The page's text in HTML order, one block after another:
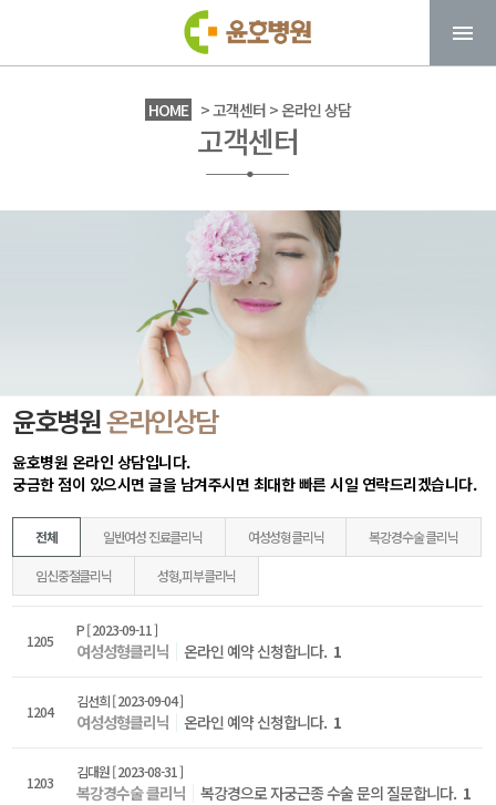
HOME > 고객센터 > 온라인 상담
고객센터
윤호병원온라인상담
윤호병원 온라인 상담입니다.
궁금한 점이 있으시면 글을 남겨주시면 최대한 빠른 시일 연락드리겠습니다.
전체 일반여성 진료클리닉 여성성형클리닉 복강경수술 클리닉
임신중절클리닉 성형,피부클리닉
1205
P[ 2023-09-11 ]
여성성형클리닉 온라인 예약 신청합니다. 1
1204
김선희[ 2023-09-04 ]
여성성형클리닉 온라인 예약 신청합니다. 1
1203
김대원[ 2023-08-31 ]
복강경수술 클리닉 복강경으로 자궁근종 수술 문의 질문합니다. 1